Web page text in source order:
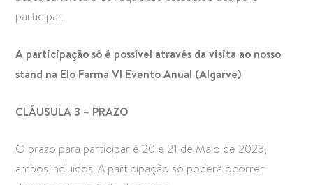
participar.
A participação só é possível através da visita ao nosso
stand na Elo Farma VI Evento Anual (Algarve)
CLÁUSULA 3 – PRAZO
O prazo para participar é 20 e 21 de Maio de 2023,
ambos incluídos. A participação só poderá ocorrer